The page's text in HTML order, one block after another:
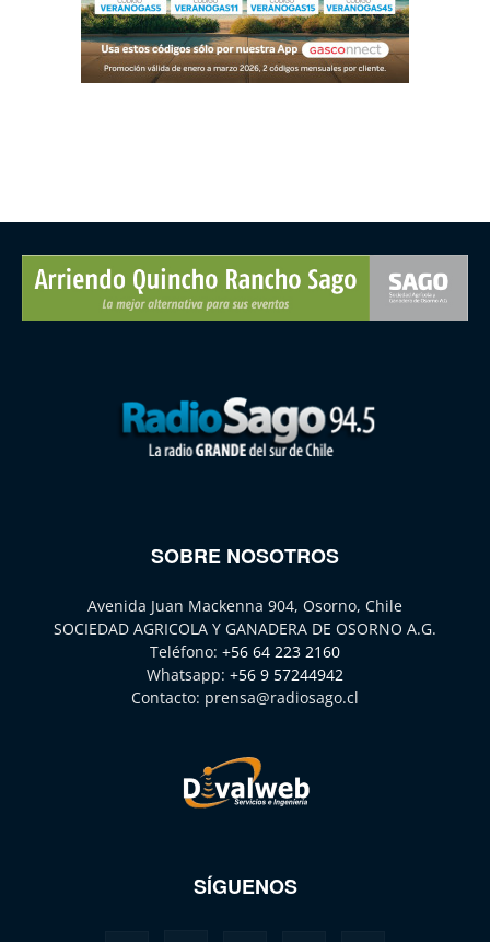
SOBRE NOSOTROS
Avenida Juan Mackenna 904, Osorno, Chile
SOCIEDAD AGRICOLA Y GANADERA DE OSORNO A.G.
Teléfono: +56 64 223 2160
Whatsapp: +56 9 57244942
Contacto: prensa@radiosago.cl
SÍGUENOS